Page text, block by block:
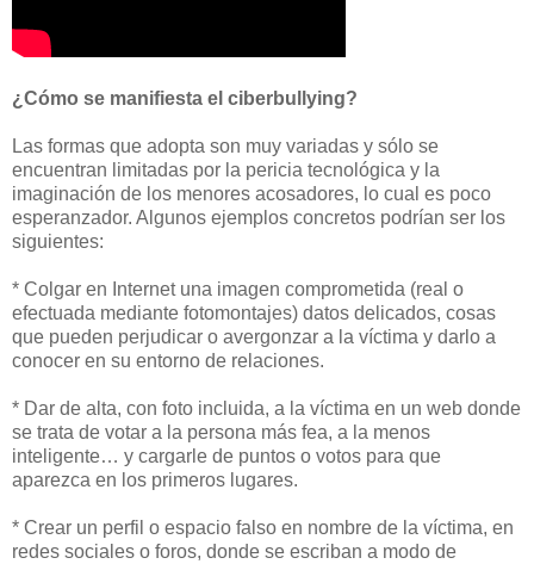
¿Cómo se manifiesta el ciberbullying?
Las formas que adopta son muy variadas y sólo se
encuentran limitadas por la pericia tecnológica y la
imaginación de los menores acosadores, lo cual es poco
esperanzador. Algunos ejemplos concretos podrían ser los
siguientes:
* Colgar en Internet una imagen comprometida (real o
efectuada mediante fotomontajes) datos delicados, cosas
que pueden perjudicar o avergonzar a la víctima y darlo a
conocer en su entorno de relaciones.
* Dar de alta, con foto incluida, a la víctima en un web donde
se trata de votar a la persona más fea, a la menos
inteligente… y cargarle de puntos o votos para que
aparezca en los primeros lugares.
* Crear un perfil o espacio falso en nombre de la víctima, en
redes sociales o foros, donde se escriban a modo de